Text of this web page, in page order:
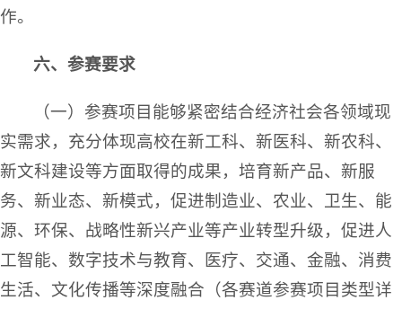
作。
六、参赛要求
（一）参赛项目能够紧密结合经济社会各领域现
实需求，充分体现高校在新工科、新医科、新农科、
新文科建设等方面取得的成果，培育新产品、新服
务、新业态、新模式，促进制造业、农业、卫生、能
源、环保、战略性新兴产业等产业转型升级，促进人
工智能、数字技术与教育、医疗、交通、金融、消费
生活、文化传播等深度融合（各赛道参赛项目类型详